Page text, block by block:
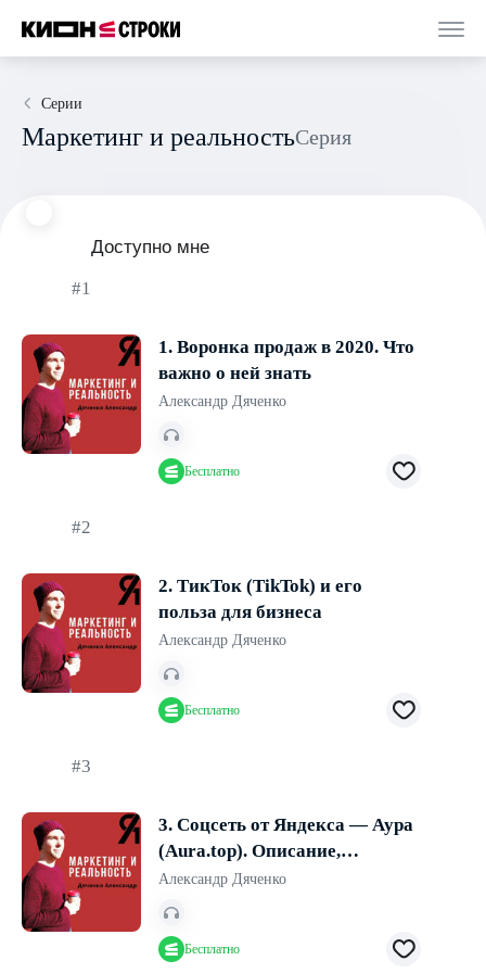
Серии
Маркетинг и реальность Серия
Доступно мне
#1
1. Воронка продаж в 2020. Что
важно о ней знать
Александр Дяченко
Бесплатно
#2
2. ТикТок (TikTok) и его
польза для бизнеса
Александр Дяченко
Бесплатно
#3
3. Соцсеть от Яндекса — Аура
(Aura.top). Описание,
особенности, польза
Александр Дяченко
Бесплатно